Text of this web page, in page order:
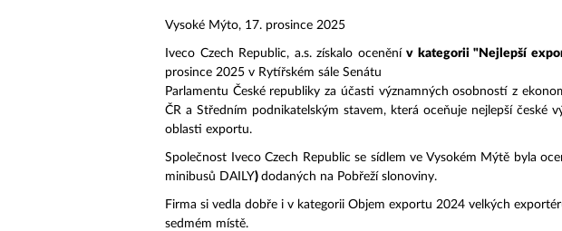
Vysoké Mýto, 17. prosince 2025
Iveco Czech Republic, a.s. získalo oceněnív kategorii " Nejlepší
prosince 2025 v Rytířském sále Senátu
Parlamentu České republiky za účasti významných osobností z
ČR a Středním podnikatelským stavem, která oceňuje nejlepší české
oblasti exportu.
Společnost Iveco Czech Republic se sídlem ve Vysokém Mýtě byla
minibusů DAILY) dodaných na Pobřeží slonoviny.
Firma si vedla dobře i v kategorii Objem exportu 2024 velkých
sedmém místě.